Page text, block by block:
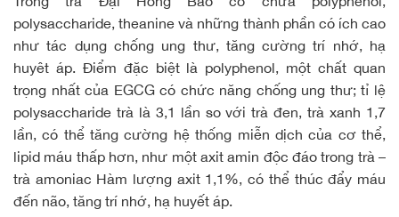
polysaccharide, theanine và những thành phần có ích cao
như tác dụng chống ung thư, tăng cường trí nhớ, hạ
huyêt áp. Điểm đặc biệt là polyphenol, một chất quan
trọng nhất của EGCG có chức năng chống ung thư; tỉ lệ
polysaccharide trà là 3,1 lần so với trà đen, trà xanh 1,7
lần, có thể tăng cường hệ thống miễn dịch của cơ thể,
lipid máu thấp hơn, như một axit amin độc đáo trong trà –
trà amoniac Hàm lượng axit 1,1%, có thể thúc đẩy máu
đến não, tăng trí nhớ, hạ huyết áp.